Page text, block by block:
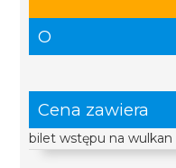
O
Cena zawiera
bilet wstępu na